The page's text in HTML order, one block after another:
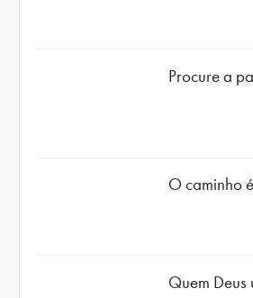
Procure a
O caminho
Quem Deus